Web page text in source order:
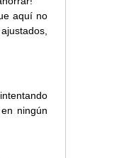
aquí no
ningún